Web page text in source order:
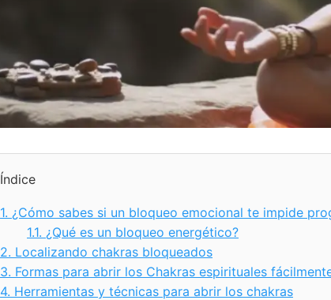
Índice
1. ¿Cómo sabes si un bloqueo emocional te impide
1.1. ¿Qué es un bloqueo energético?
2. Localizando chakras bloqueados
3. Formas para abrir los Chakras espirituales
4. Herramientas y técnicas para abrir los chakras